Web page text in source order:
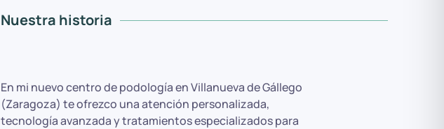
Nuestra historia
En mi nuevo centro de podología en Villanueva de Gállego
(Zaragoza) te ofrezco una atención personalizada,
tecnología avanzada y tratamientos especializados para